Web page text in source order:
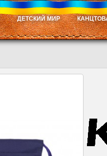
ДЕТСКИЙ МИР